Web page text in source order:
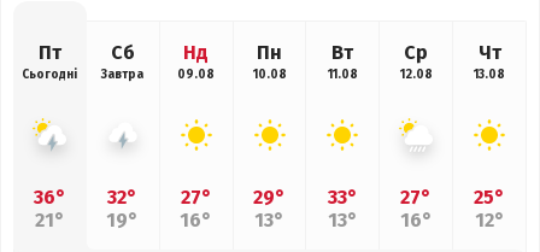
Пт
Сьогодні
36°
21°
Сб
Завтра
32°
19°
Нд
09.08
27°
16°
Пн
10.08
29°
13°
Вт
11.08
33°
13°
Ср
12.08
27°
16°
Чт
13.08
25°
12°